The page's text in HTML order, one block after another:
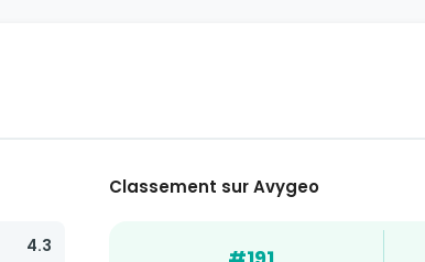
4.3
Classement sur Avygeo